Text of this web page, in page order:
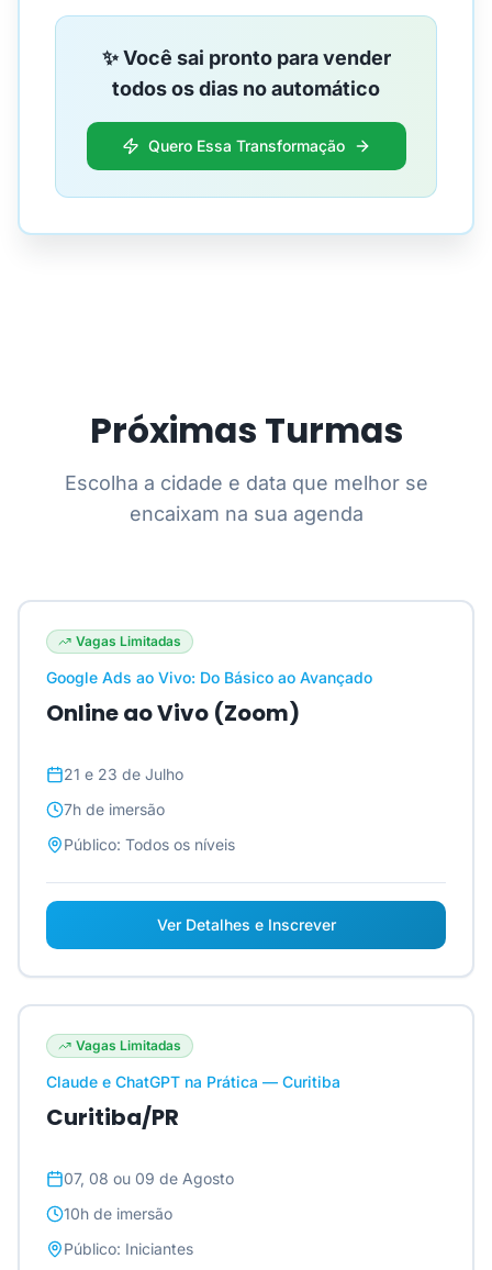
✨ Você sai pronto para vender
todos os dias no automático
Quero Essa Transformação
Próximas Turmas
Escolha a cidade e data que melhor se
encaixam na sua agenda
Vagas Limitadas
Google Ads ao Vivo: Do Básico ao Avançado
Online ao Vivo (Zoom)
21 e 23 de Julho
7h de imersão
Público: Todos os níveis
Ver Detalhes e Inscrever
Vagas Limitadas
Claude e ChatGPT na Prática — Curitiba
Curitiba/PR
07, 08 ou 09 de Agosto
10h de imersão
Público: Iniciantes